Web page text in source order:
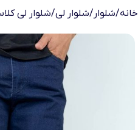
خانه/شلوار /شلوار لی/شلوار لی